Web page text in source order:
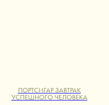
ПОРТСИГАР ЗАВТРАК
УСПЕШНОГО ЧЕЛОВЕКА